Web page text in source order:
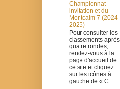
Championnat
invitation et du
Montcalm 7 (2024-
2025)
Pour consulter les
classements après
quatre rondes,
rendez-vous à la
page d'accueil de
ce site et cliquez
sur les icônes à
gauche de « C...